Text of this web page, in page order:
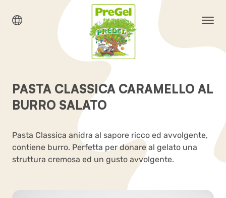
PASTA CLASSICA CARAMELLO AL
BURRO SALATO
Pasta Classica anidra al sapore ricco ed avvolgente,
contiene burro. Perfetta per donare al gelato una
struttura cremosa ed un gusto avvolgente.